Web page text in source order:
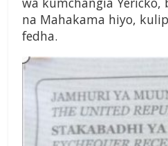
na Mahakama hiyo,
fedha.